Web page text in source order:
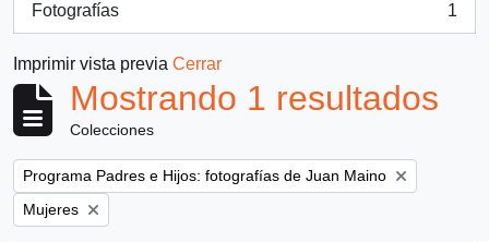
Fotografías
, 1 resultados
1
Imprimir vista previa Cerrar
Mostrando 1 resultados
Colecciones
Remove filter:
Programa Padres e Hijos: fotografías de Juan Maino
Remove filter:
Mujeres